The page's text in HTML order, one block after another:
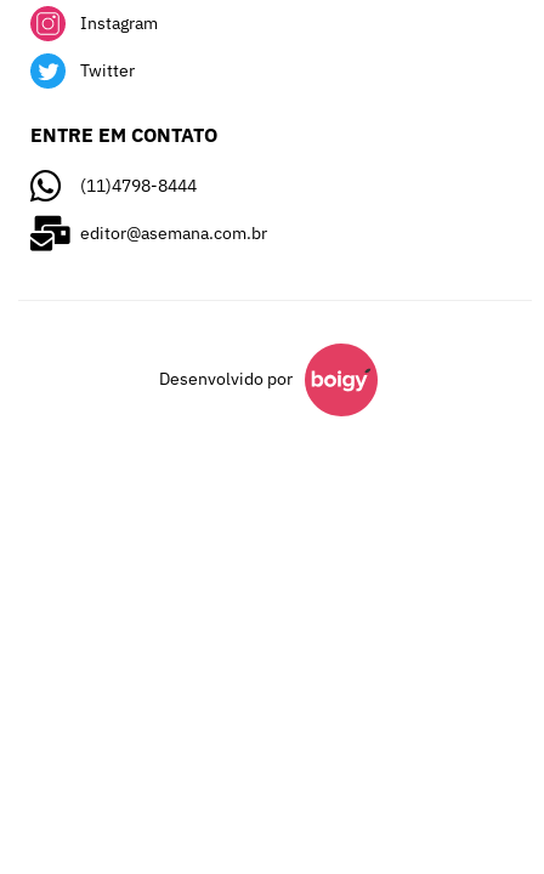
Instagram
Twitter
ENTRE EM CONTATO
(11)4798-8444
editor@asemana.com.br
Desenvolvido por